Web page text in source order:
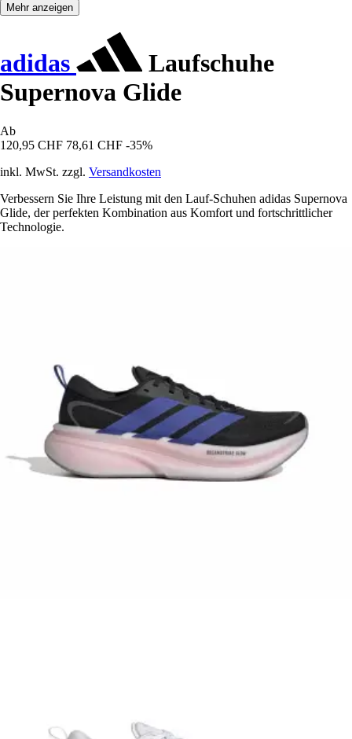
Mehr anzeigen
adidas
Laufschuhe
Supernova Glide
Ab
120,95 CHF 78,61 CHF -35%
inkl. MwSt. zzgl. Versandkosten
Verbessern Sie Ihre Leistung mit den Lauf-Schuhen adidas Supernova
Glide, der perfekten Kombination aus Komfort und fortschrittlicher
Technologie.